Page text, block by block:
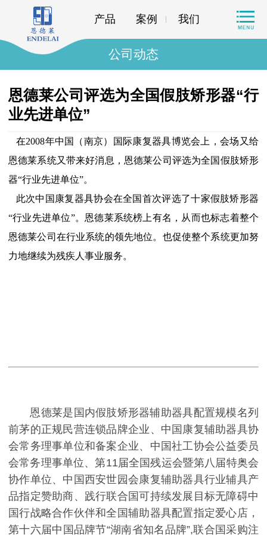
产品 案例 我们
公司动态
恩德莱公司评选为全国假肢矫形器“行
业先进单位”
在2008年中国（南京）国际康复器具博览会上，会场又给
恩德莱系统又带来好消息，恩德莱公司评选为全国假肢矫形
器“行业先进单位”。
此次中国康复器具协会在全国首次评选了十家假肢矫形器
“行业先进单位”。恩德莱系统榜上有名，从而也标志着整个
恩德莱公司在行业系统的领先地位。也促使整个系统更加努
力地继续为残疾人事业服务。
恩德莱是国内假肢矫形器辅助器具配置规模名列
前茅的正规民营连锁品牌企业、中国康复辅助器具协
会常务理事单位和备案企业、中国社工协会公益委员
会常务理事单位、第11届全国残运会暨第八届特奥会
协作单位、中国西安世园会康复辅助器具行业辅具产
品指定赞助商、践行联合国可持续发展目标无障碍中
国行战略合作伙伴和全国辅助器具配置指定爱心店，
第十六届中国品牌节“湖南省知名品牌”,联合国采购注